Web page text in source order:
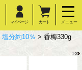
マイページ カート メニュー
塩分約10％ > 香梅330g